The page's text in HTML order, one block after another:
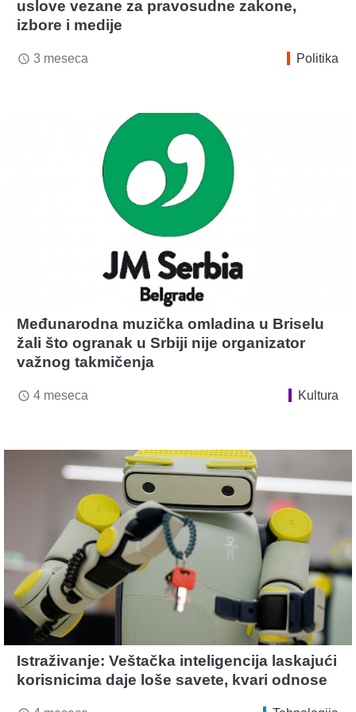
uslove vezane za pravosudne zakone,
izbore i medije
access_time 3 meseca Politika
Međunarodna muzička omladina u Briselu
žali što ogranak u Srbiji nije organizator
važnog takmičenja
access_time 4 meseca Kultura
Istraživanje: Veštačka inteligencija laskajući
korisnicima daje loše savete, kvari odnose